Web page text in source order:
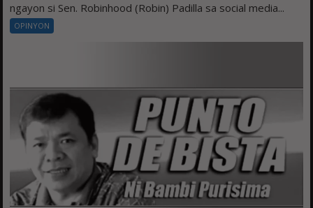
ngayon si Sen. Robinhood (Robin) Padilla sa social media...
OPINYON